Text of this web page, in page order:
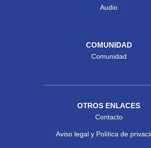
Audio
COMUNIDAD
Comunidad
OTROS ENLACES
Contacto
Aviso legal y Política de